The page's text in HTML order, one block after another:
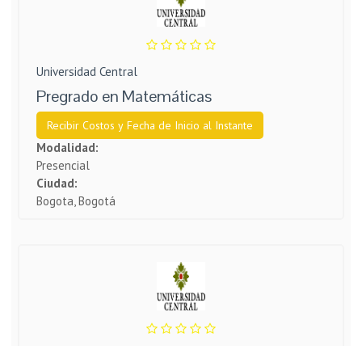
Universidad Central
Pregrado en Matemáticas
Recibir Costos y Fecha de Inicio al Instante
Modalidad:
Presencial
Ciudad:
Bogota, Bogotá